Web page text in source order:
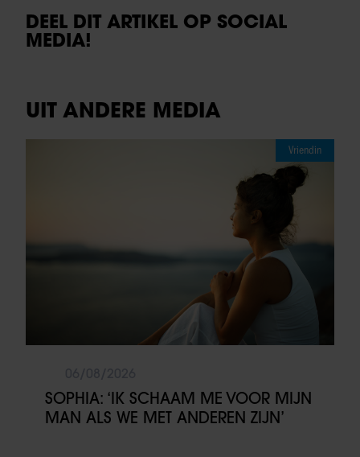
DEEL DIT ARTIKEL OP SOCIAL
MEDIA!
UIT ANDERE MEDIA
Vriendin
SOPHIA: ‘IK SCHAAM ME VOOR MIJN
MAN ALS WE MET ANDEREN ZIJN’